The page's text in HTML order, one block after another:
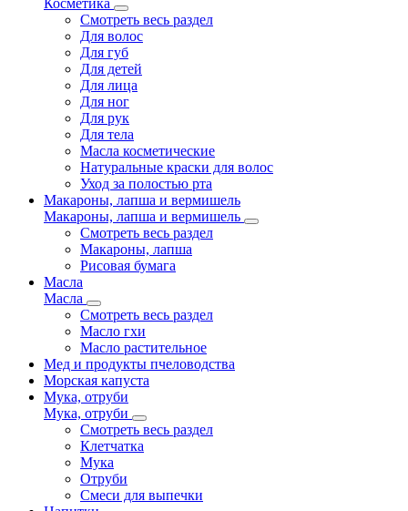
Косметика
Смотреть весь раздел
Для волос
Для губ
Для детей
Для лица
Для ног
Для рук
Для тела
Масла косметические
Натуральные краски для волос
Уход за полостью рта
Макароны, лапша и вермишель
Макароны, лапша и вермишель
Смотреть весь раздел
Макароны, лапша
Рисовая бумага
Масла
Масла
Смотреть весь раздел
Масло гхи
Масло растительное
Мед и продукты пчеловодства
Морская капуста
Мука, отруби
Мука, отруби
Смотреть весь раздел
Клетчатка
Мука
Отруби
Смеси для выпечки